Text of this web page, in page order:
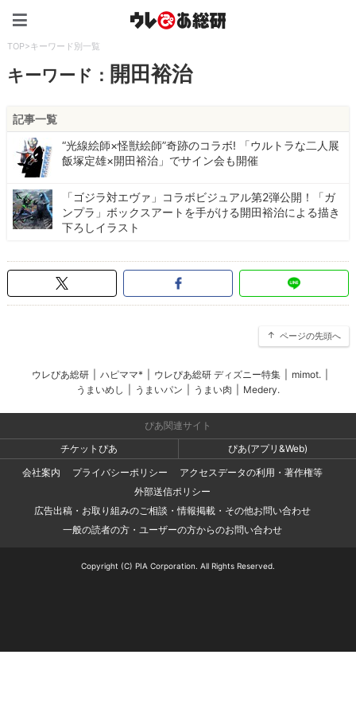
TOP>キーワード別一覧
キーワード： 開田裕治
記事一覧
“光線絵師×怪獣絵師”奇跡のコラボ! 「ウルトラな二人展
飯塚定雄×開田裕治」でサイン会も開催
「ゴジラ対エヴァ」コラボビジュアル第2弾公開！「ガ
ンプラ」ボックスアートを手がける開田裕治による描き
下ろしイラスト
ページの先頭へ
ウレぴあ総研 ハピママ* ウレぴあ総研 ディズニー特集 mimot.
うまいめし
うまいパン うまい肉 Medery.
ぴあ関連サイト
チケットぴあ
ぴあ(アプリ&Web)
会社案内
プライバシーポリシー
アクセスデータの利用・著作権等
外部送信ポリシー
広告出稿・お取り組みのご相談・情報掲載・その他お問い合わせ
一般の読者の方・ユーザーの方からのお問い合わせ
Copyright (C) PIA Corporation. All Rights Reserved.